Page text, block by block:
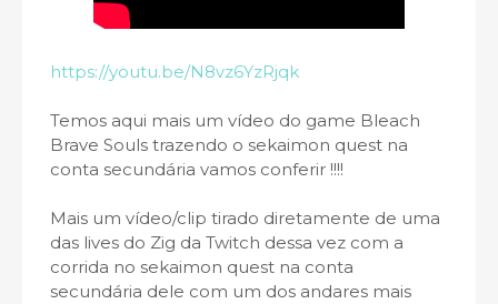
https://youtu.be/N8vz6YzRjqk
Temos aqui mais um vídeo do game Bleach
Brave Souls trazendo o sekaimon quest na
conta secundária vamos conferir !!!!
Mais um vídeo/clip tirado diretamente de uma
das lives do Zig da Twitch dessa vez com a
corrida no sekaimon quest na conta
secundária dele com um dos andares mais